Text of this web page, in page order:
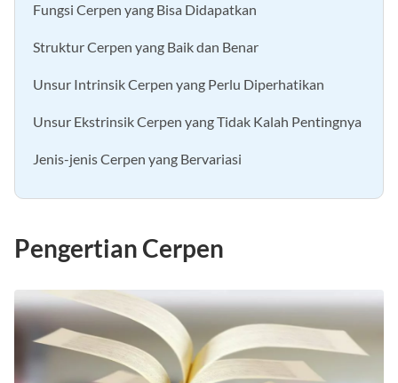
Fungsi Cerpen yang Bisa Didapatkan
Struktur Cerpen yang Baik dan Benar
Unsur Intrinsik Cerpen yang Perlu Diperhatikan
Unsur Ekstrinsik Cerpen yang Tidak Kalah Pentingnya
Jenis-jenis Cerpen yang Bervariasi
Pengertian Cerpen